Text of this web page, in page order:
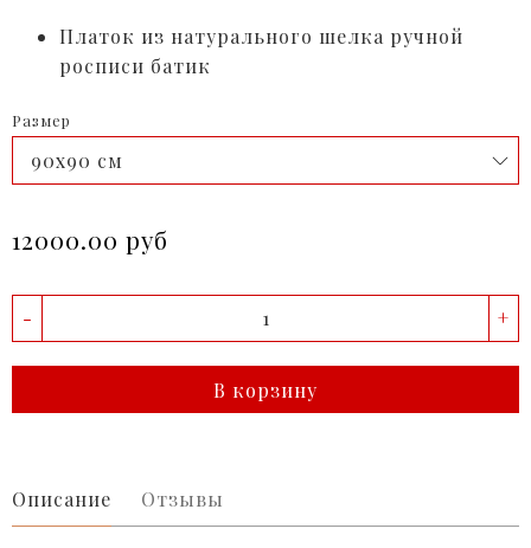
Платок из натурального шелка ручной
росписи батик
Размер
12000.00 руб
- +
В корзину
Описание Отзывы